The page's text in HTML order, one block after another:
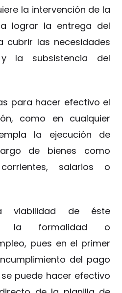
la intervención de la
lograr la entrega del
cubrir las necesidades
la subsistencia del
para hacer efectivo el
como en cualquier
la ejecución de
de bienes como
salarios o
viabilidad de éste
la formalidad o
pues en el primer
del pago
puede hacer efectivo